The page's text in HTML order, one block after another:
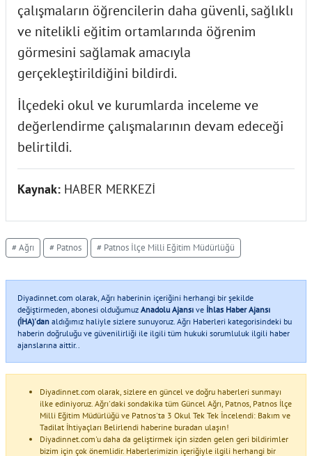
çalışmaların öğrencilerin daha güvenli, sağlıklı
ve nitelikli eğitim ortamlarında öğrenim
görmesini sağlamak amacıyla
gerçekleştirildiğini bildirdi.
İlçedeki okul ve kurumlarda inceleme ve
değerlendirme çalışmalarının devam edeceği
belirtildi.
Kaynak: HABER MERKEZİ
# Ağrı # Patnos # Patnos İlçe Milli Eğitim Müdürlüğü
Diyadinnet.com olarak, Ağrı haberinin içeriğini herhangi bir şekilde
değiştirmeden, abonesi olduğumuz Anadolu Ajansı ve İhlas Haber Ajansı
(İHA)'dan aldığımız haliyle sizlere sunuyoruz. Ağrı Haberleri kategorisindeki bu
haberin doğruluğu ve güvenilirliği ile ilgili tüm hukuki sorumluluk ilgili haber
ajanslarına aittir..
Diyadinnet.com olarak, sizlere en güncel ve doğru haberleri sunmayı
ilke ediniyoruz. Ağrı'daki sondakika tüm Güncel Ağrı, Patnos, Patnos İlçe
Milli Eğitim Müdürlüğü ve Patnos'ta 3 Okul Tek Tek İncelendi: Bakım ve
Tadilat İhtiyaçları Belirlendi haberine buradan ulaşın!
Diyadinnet.com'u daha da geliştirmek için sizden gelen geri bildirimler
bizim için çok önemlidir. Haberlerimizin içeriğiyle ilgili herhangi bir